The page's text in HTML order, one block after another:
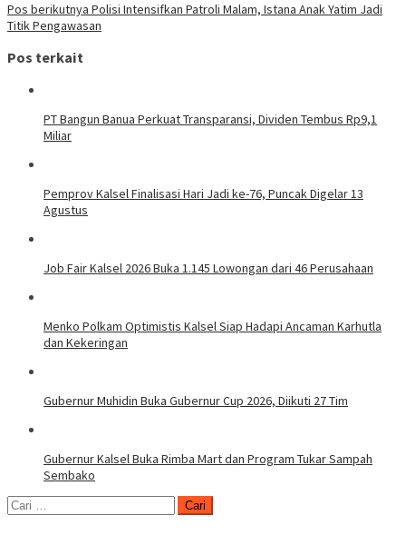
Pos berikutnya Polisi Intensifkan Patroli Malam, Istana Anak Yatim Jadi
Titik Pengawasan
Pos terkait
PT Bangun Banua Perkuat Transparansi, Dividen Tembus Rp9,1
Miliar
Pemprov Kalsel Finalisasi Hari Jadi ke-76, Puncak Digelar 13
Agustus
Job Fair Kalsel 2026 Buka 1.145 Lowongan dari 46 Perusahaan
Menko Polkam Optimistis Kalsel Siap Hadapi Ancaman Karhutla
dan Kekeringan
Gubernur Muhidin Buka Gubernur Cup 2026, Diikuti 27 Tim
Gubernur Kalsel Buka Rimba Mart dan Program Tukar Sampah
Sembako
Cari
untuk: